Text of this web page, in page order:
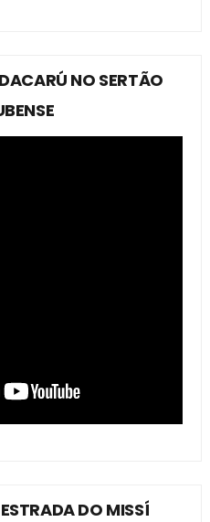
NO SERTÃO
DO MISSÍ